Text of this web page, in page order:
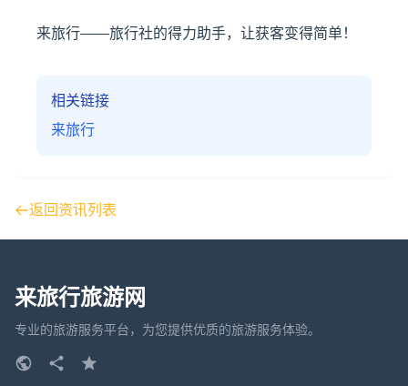
来旅行——旅行社的得力助手，让获客变得简单！
相关链接
来旅行
返回资讯列表
来旅行旅游网
专业的旅游服务平台，为您提供优质的旅游服务体验。